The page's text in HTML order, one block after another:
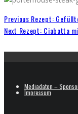
Previous Rezept:
Next Rezept: Ciabatta
Mediadaten –
Impressum